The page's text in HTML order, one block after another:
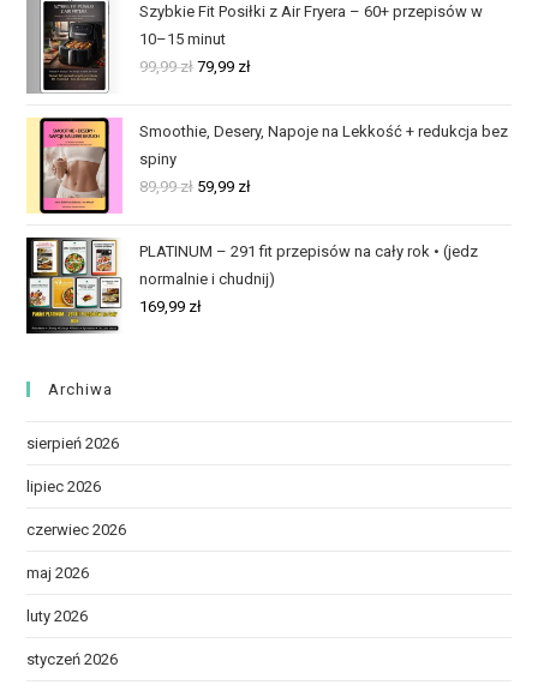
Szybkie Fit Posiłki z Air Fryera – 60+ przepisów w
10–15 minut
99,99zł 79,99 zł
Smoothie, Desery, Napoje na Lekkość + redukcja bez
spiny
89,99zł 59,99 zł
PLATINUM – 291 fit przepisów na cały rok • (jedz
normalnie i chudnij)
169,99 zł
Archiwa
sierpień 2026
lipiec 2026
czerwiec 2026
maj 2026
luty 2026
styczeń 2026